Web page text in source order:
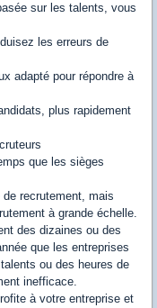
sur les talents, vous
les erreurs de
adapté pour répondre à
plus rapidement
que les sièges
recrutement, mais
à grande échelle.
des dizaines ou des
que les entreprises
ou des heures de
inefficace.
à votre entreprise et